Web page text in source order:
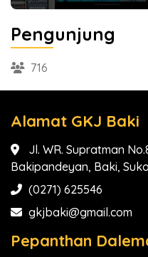
Pengunjung
716
Alamat GKJ Baki
Jl. WR. Supratman
Bakipandeyan, Baki,
(0271) 625546
gkjbaki@gmail.com
Pepanthan